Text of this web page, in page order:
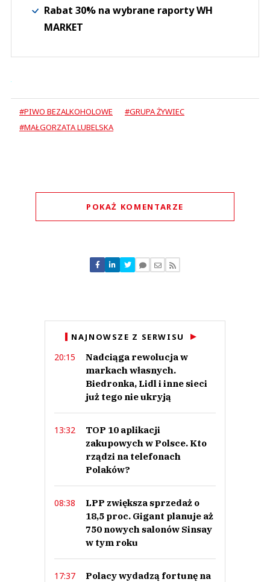
Rabat 30% na wybrane raporty WH
MARKET
#PIWO BEZALKOHOLOWE
#GRUPA ŻYWIEC
#MAŁGORZATA LUBELSKA
POKAŻ KOMENTARZE
Nie znaleziono komentarzy
Zostaw swoje komentarze
NAJNOWSZE Z SERWISU
20:15
Nadciąga rewolucja w
markach własnych.
Biedronka, Lidl i inne sieci
już tego nie ukryją
13:32
TOP 10 aplikacji
zakupowych w Polsce. Kto
rządzi na telefonach
Polaków?
08:38
LPP zwiększa sprzedaż o
18,5 proc. Gigant planuje aż
750 nowych salonów Sinsay
w tym roku
17:37
Polacy wydadzą fortunę na